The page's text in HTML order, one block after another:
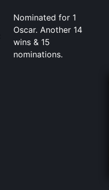
Nominated for 1
Oscar. Another 14
wins & 15
nominations.